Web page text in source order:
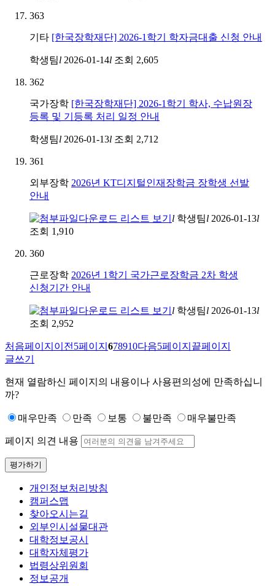
363
기타 [한국장학재단] 2026-1학기 학자금대출 신청 안내
학생팀l 2026-01-14l 조회 2,605
362
국가장학 [한국장학재단] 2026-1학기 학사, 수납원장
등록 및 기등록 처리 일정 안내
학생팀l 2026-01-13l 조회 2,712
361
외부장학 2026년 KT디지털인재장학금 장학생 선발
안내
l 학생팀l 2026-01-13l
조회 1,910
360
근로장학 2026년 1학기 국가근로장학금 2차 학생
신청기간 안내
l 학생팀l 2026-01-13l
조회 2,952
처음페이지 이전5페이지 678910다음5페이지 끝페이지
글쓰기
현재 열람하신 페이지의 내용이나 사용편의성에 만족하십니
까?
매우만족 만족 보통 불만족 매우불만족
페이지 의견 내용
평가하기
개인정보처리방침
캠퍼스맵
찾아오시는길
외부인시설물대관
대학정보공시
대학자체평가
법령상위원회
정보공개